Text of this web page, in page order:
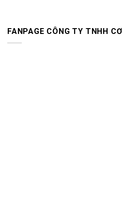
FANPAGE CÔNG TY TNHH